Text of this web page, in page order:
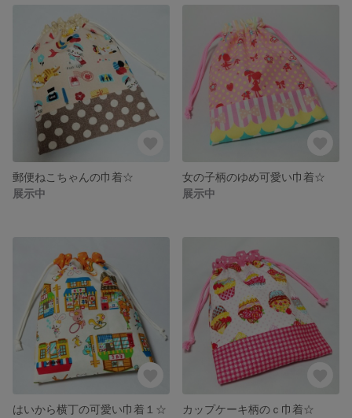
郵便ねこちゃんの巾着☆
展示中
女の子柄のゆめ可愛い巾着☆
展示中
はいから横丁の可愛い巾着１☆
カップケーキ柄のｃ巾着☆